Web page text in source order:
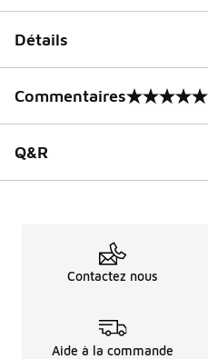
Détails
Commentaires
0 sur 5 notes
Q&R
Contactez nous
Aide à la commande